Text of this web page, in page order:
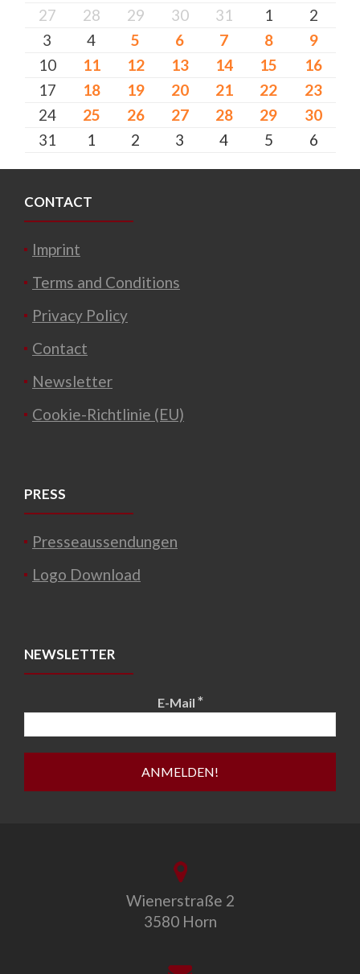
27
28 29 30 31 1
2
3
4 5 6 7 8
9
10
11 12 13 14 15
16
17
18 19 20 21 22
23
24
25 26 27 28 29
30
31
1 2 3 4 5 6
CONTACT
Imprint
Terms and Conditions
Privacy Policy
Contact
Newsletter
Cookie-Richtlinie (EU)
PRESS
Presseaussendungen
Logo Download
NEWSLETTER
E-Mail *
Wienerstraße 2
3580 Horn